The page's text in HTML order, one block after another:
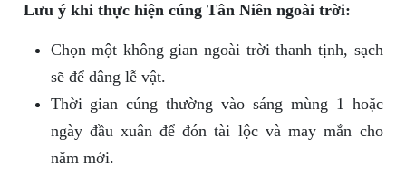
Lưu ý khi thực hiện cúng Tân Niên ngoài trời:
Chọn một không gian ngoài trời thanh tịnh, sạch
sẽ để dâng lễ vật.
Thời gian cúng thường vào sáng mùng 1 hoặc
ngày đầu xuân để đón tài lộc và may mắn cho
năm mới.